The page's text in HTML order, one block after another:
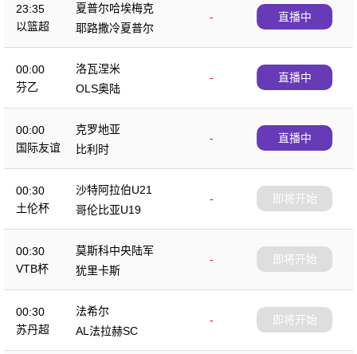
23:35
以篮超
夏普尔哈埃梅克
-
耶路撒冷夏普尔
直播中
00:00
芬乙
洛瓦涅米
-
OLS奥陆
直播中
00:00
国际友谊
克罗地亚
-
比利时
直播中
00:30
土伦杯
沙特阿拉伯U21
-
哥伦比亚U19
即将开始
00:30
VTB杯
莫斯科中央陆军
-
犹里卡斯
即将开始
00:30
苏丹超
法希尔
-
AL法拉赫SC
即将开始